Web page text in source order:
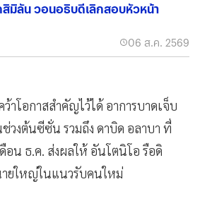
มิลัน วอนอธิบดีเลิกสอบหัวหน้า
06 ส.ค. 2569
าโอกาสสำคัญไว้ได้ อาการบาดเจ็บ
ช่วงต้นซีซั่น รวมถึง ดาบิด อลาบา ที่
อน ธ.ค. ส่งผลให้ อันโตนิโอ รือดิ
ายใหญ่ในแนวรับคนใหม่